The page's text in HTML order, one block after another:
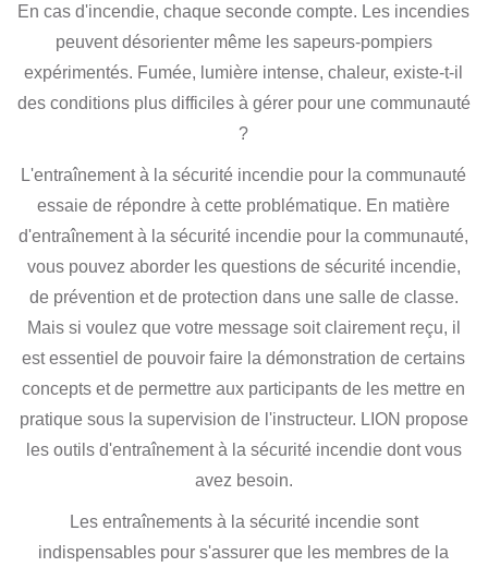
En cas d'incendie, chaque seconde compte. Les incendies
peuvent désorienter même les sapeurs-pompiers
expérimentés. Fumée, lumière intense, chaleur, existe-t-il
des conditions plus difficiles à gérer pour une communauté
?
L'entraînement à la sécurité incendie pour la communauté
essaie de répondre à cette problématique. En matière
d'entraînement à la sécurité incendie pour la communauté,
vous pouvez aborder les questions de sécurité incendie,
de prévention et de protection dans une salle de classe.
Mais si voulez que votre message soit clairement reçu, il
est essentiel de pouvoir faire la démonstration de certains
concepts et de permettre aux participants de les mettre en
pratique sous la supervision de l'instructeur. LION propose
les outils d'entraînement à la sécurité incendie dont vous
avez besoin.
Les entraînements à la sécurité incendie sont
indispensables pour s'assurer que les membres de la